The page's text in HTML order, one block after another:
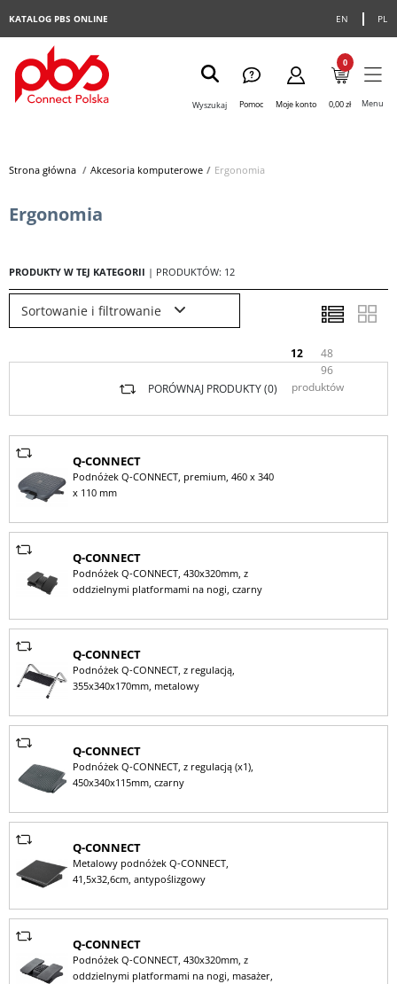
EN PL
KATALOG PBS ONLINE
Wyszukaj Pomoc Moje konto
0
0,00 zł Menu
Strona główna> Akcesoria komputerowe> Ergonomia
Ergonomia
PRODUKTY W TEJ KATEGORII | PRODUKTÓW: 12
Sortowanie i filtrowanie
12
48
96
produktów
PORÓWNAJ PRODUKTY (0)
Q-CONNECT
Podnóżek Q-CONNECT, premium, 460 x 340
x 110 mm
Q-CONNECT
Podnóżek Q-CONNECT, 430x320mm, z
oddzielnymi platformami na nogi, czarny
Q-CONNECT
Podnóżek Q-CONNECT, z regulacją,
355x340x170mm, metalowy
Q-CONNECT
Podnóżek Q-CONNECT, z regulacją (x1),
450x340x115mm, czarny
Q-CONNECT
Metalowy podnóżek Q-CONNECT,
41,5x32,6cm, antypoślizgowy
Q-CONNECT
Podnóżek Q-CONNECT, 430x320mm, z
oddzielnymi platformami na nogi, masażer,